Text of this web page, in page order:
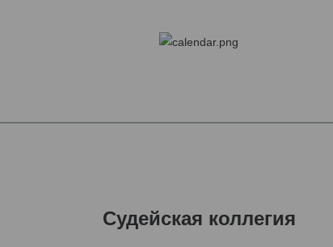
Судейская коллегия